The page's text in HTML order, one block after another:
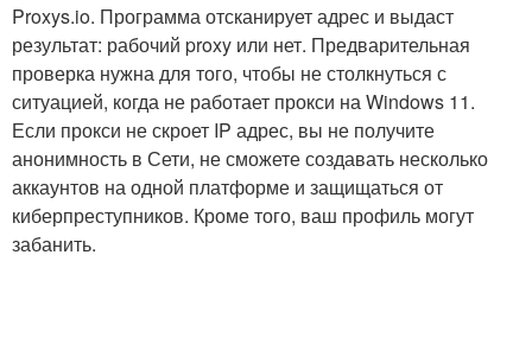
Proxys.io. Программа отсканирует адрес и выдаст
результат: рабочий proxy или нет. Предварительная
проверка нужна для того, чтобы не столкнуться с
ситуацией, когда не работает прокси на Windows 11.
Если прокси не скроет IP адрес, вы не получите
анонимность в Сети, не сможете создавать несколько
аккаунтов на одной платформе и защищаться от
киберпреступников. Кроме того, ваш профиль могут
забанить.